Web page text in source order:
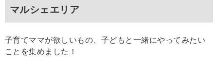
マルシェエリア
子育てママが欲しいもの、子どもと一緒にやってみたい
ことを集めました！